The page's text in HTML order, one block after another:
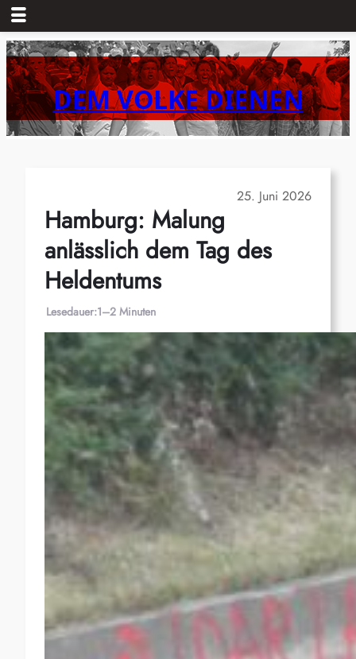
Zum
Inhalt
springenDEM VOLKE DIENEN
25. Juni 2026
Hamburg: Malung
anlässlich dem Tag des
Heldentums
Lesedauer:1–2 Minuten